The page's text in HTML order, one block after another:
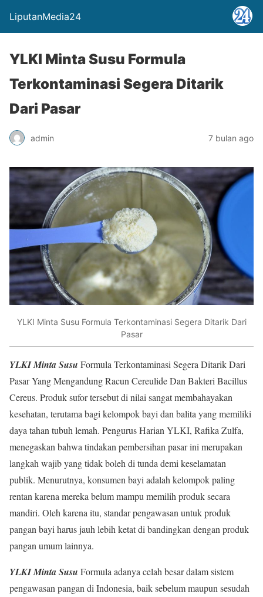
LiputanMedia24
YLKI Minta Susu Formula
Terkontaminasi Segera Ditarik
Dari Pasar
admin 7 bulan ago
YLKI Minta Susu Formula Terkontaminasi Segera Ditarik Dari
Pasar
YLKI Minta Susu Formula Terkontaminasi Segera Ditarik Dari
Pasar Yang Mengandung Racun Cereulide Dan Bakteri Bacillus
Cereus. Produk sufor tersebut di nilai sangat membahayakan
kesehatan, terutama bagi kelompok bayi dan balita yang memiliki
daya tahan tubuh lemah. Pengurus Harian YLKI, Rafika Zulfa,
menegaskan bahwa tindakan pembersihan pasar ini merupakan
langkah wajib yang tidak boleh di tunda demi keselamatan
publik. Menurutnya, konsumen bayi adalah kelompok paling
rentan karena mereka belum mampu memilih produk secara
mandiri. Oleh karena itu, standar pengawasan untuk produk
pangan bayi harus jauh lebih ketat di bandingkan dengan produk
pangan umum lainnya.
YLKI Minta Susu Formula adanya celah besar dalam sistem
pengawasan pangan di Indonesia, baik sebelum maupun sesudah